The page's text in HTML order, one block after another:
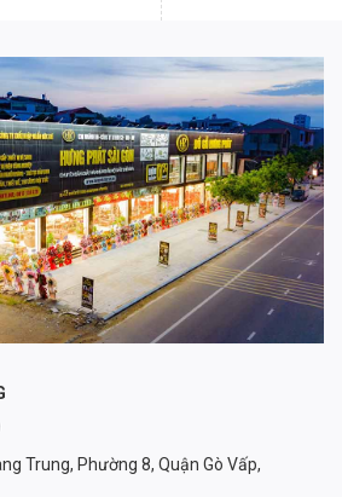
Trung, Phường 8, Quận Gò Vấp,